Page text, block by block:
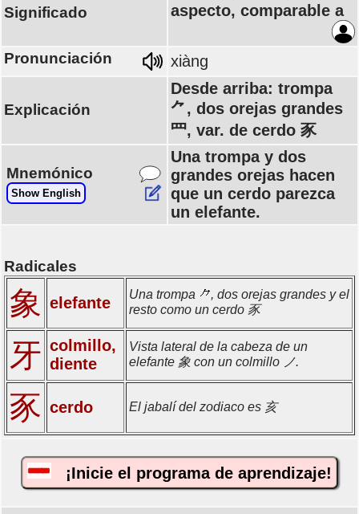
Significado
aspecto, comparable a
Pronunciación xiàng
Explicación
Desde arriba: trompa
⺈, dos orejas grandes
罒, var. de cerdo 豕
Mnemónico
Show English
Una trompa y dos
grandes orejas hacen
que un cerdo parezca
un elefante.
Radicales
象 elefante Una trompa
, dos orejas grandes y el
resto como un cerdo 豕
牙 colmillo,
diente
Vista lateral de la cabeza de un
elefante 象 con un colmillo ノ.
豕 cerdo El jabalí del zodiaco es 亥
¡Inicie el programa de aprendizaje!